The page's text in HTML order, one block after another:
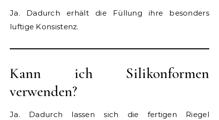
Ja. Dadurch erhält die Füllung ihre besonders
luftige Konsistenz.
Kann ich Silikonformen
verwenden?
Ja. Dadurch lassen sich die fertigen Riegel